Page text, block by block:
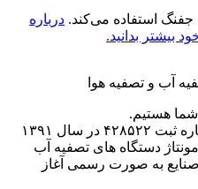
استفاده می‌کند. درباره
بیشتر بدانید.
آب و تصفیه هوا
هستیم.
شرکت هولیوان صنعت آریا به شماره ثبت ۴۲۸۵۲۲ در سال ۱۳۹۱
دستگاه های تصفیه آب
به صورت رسمی آغاز